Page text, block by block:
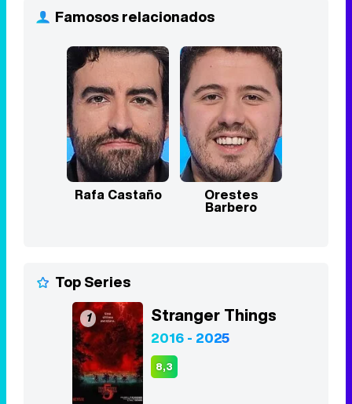
Famosos relacionados
Rafa Castaño Orestes
Barbero
Top Series
1 Stranger Things
2016 - 2025
8,3